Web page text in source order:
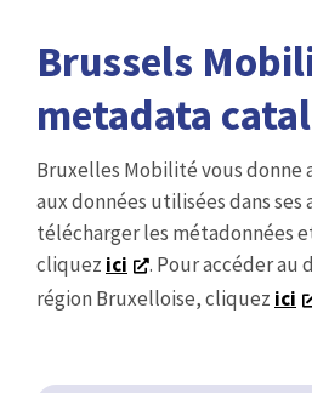
Brussels
metadata
Bruxelles Mobilité vous donne
aux données utilisées dans
télécharger les métadonnées
cliquez ici
. Pour accéder au
région Bruxelloise, cliquez ici